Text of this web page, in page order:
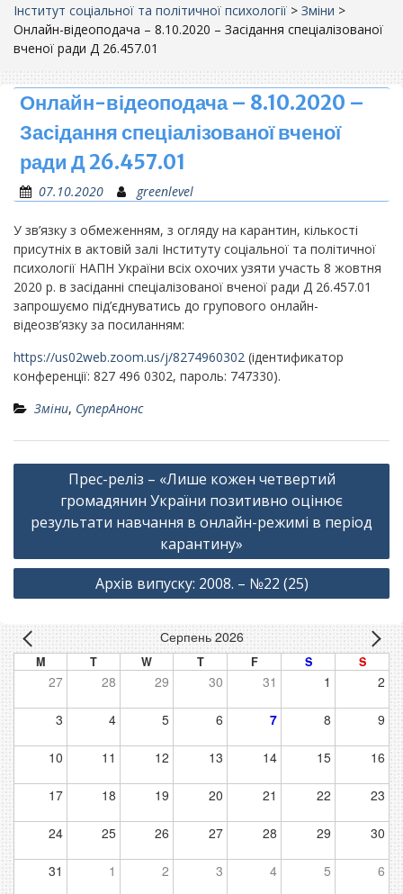
Інститут соціальної та політичної психології > Зміни >
Онлайн-відеоподача – 8.10.2020 – Засідання спеціалізованої
вченої ради Д 26.457.01
Онлайн-відеоподача – 8.10.2020 –
Засідання спеціалізованої вченої
ради Д 26.457.01
07.10.2020 greenlevel
У зв’язку з обмеженням, з огляду на карантин, кількості
присутніх в актовій залі Інституту соціальної та політичної
психології НАПН України всіх охочих узяти участь 8 жовтня
2020 р. в засіданні спеціалізованої вченої ради Д 26.457.01
запрошуємо під’єднуватись до групового онлайн-
відеозв’язку за посиланням:
https://us02web.zoom.us/j/8274960302 (ідентификатор
конференції: 827 496 0302, пароль: 747330).
Зміни, СуперАнонс
Навігація
записів
Прес-реліз – «Лише кожен четвертий
громадянин України позитивно оцінює
результати навчання в онлайн-режимі в період
карантину»
Архів випуску: 2008. – №22 (25)
Серпень 2026
M T W T F S S
27 28 29 30 31 1 2
3 4 5 6 7 8 9
10 11 12 13 14 15 16
17 18 19 20 21 22 23
24 25 26 27 28 29 30
31 1 2 3 4 5 6